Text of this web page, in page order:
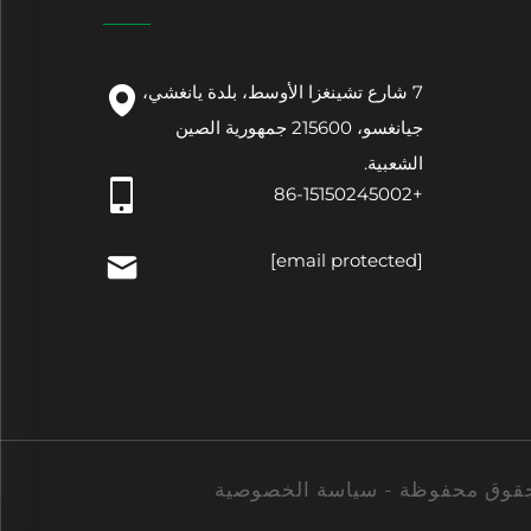
7 شارع تشينغزا الأوسط، بلدة يانغشي،
جيانغسو، 215600 جمهورية الصين
الشعبية.
+86-15150245002
[email protected]
سياسة الخصوصية